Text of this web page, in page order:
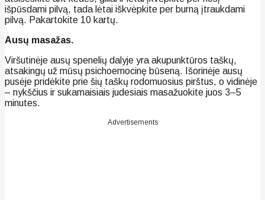
išpūsdami pilvą, tada lėtai iškvėpkite per burną įtraukdami
pilvą. Pakartokite 10 kartų.
Ausų masažas.
Viršutinėje ausų spenelių dalyje yra akupunktūros taškų,
atsakingų už mūsų psichoemocinę būseną. Išorinėje ausų
pusėje pridėkite prie šių taškų rodomuosius pirštus, o vidinėje
– nykščius ir sukamaisiais judesiais masažuokite juos 3–5
minutes.
Advertisements